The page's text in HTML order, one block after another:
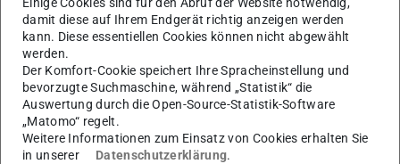
Stichprobe. Außerdem nutzt der digitale Zwilling die
Prozessvariablen und Messungen, um die Produktqualität
nach jedem Produktionsschritt abzuschätzen.
InterQ-Data:wertet die Qualität der gesammelten Daten
über den Prozess und das Produkt aus und bietet einen
Industrie 4.0-Datenqualitätsdienst. Zwei
Verifizierungsebenen erkennen Anomalien in den
damit diese auf Ihrem Endgerät richtig anzeigen werden
kann. Diese essentiellen Cookies können nicht abgewählt
werden.
Der Komfort-Cookie speichert Ihre Spracheinstellung und
bevorzugte Suchmaschine, während „Statistik“ die
Auswertung durch die Open-Source-Statistik-Software
„Matomo“ regelt.
Weitere Informationen zum Einsatz von Cookies erhalten Sie
in unserer
Datenschutzerklärung.